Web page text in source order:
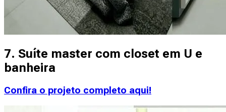
7. Suíte master com closet em U e
banheira
Confira o projeto completo aqui!